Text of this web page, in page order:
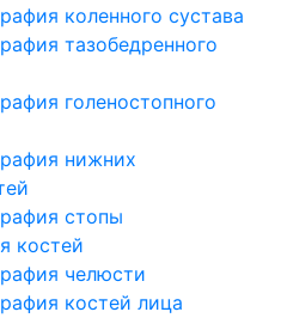
коленного сустава
тазобедренного
голеностопного
нижних
стопы
костей
челюсти
костей лица